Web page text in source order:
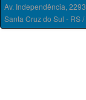
Av. Independência,
Santa Cruz do Sul - RS